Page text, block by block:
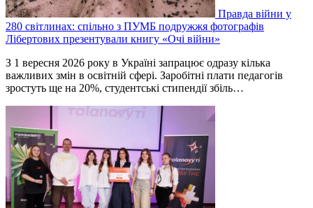
Правда війни у
280 світлинах: спільно з ПУМБ подружжя фотографів
Лібертових презентували книгу «Очі війни»
З 1 вересня 2026 року в Україні запрацює одразу кілька
важливих змін в освітній сфері. Заробітні плати педагогів
зростуть ще на 20%, студентські стипендії збіль…